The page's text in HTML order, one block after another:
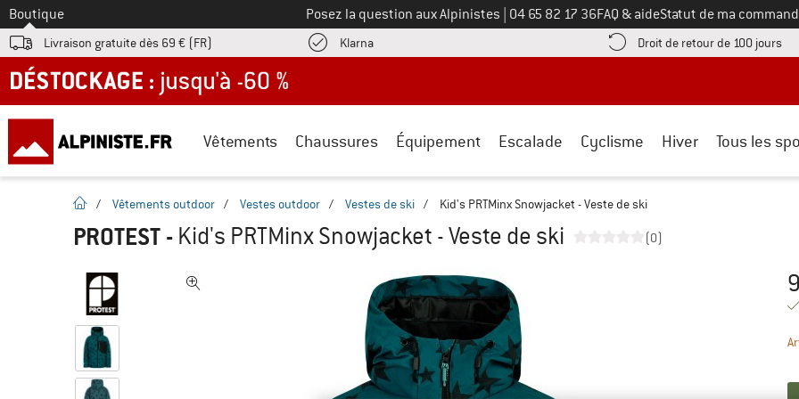
Vers le
Boutique Posez la question aux Alpinistes Appelez-nous au
04 65 82 17 36FAQ & aideStatut de ma
Livraison gratuite dès 69 € (FR) KlarnaTrouve les informations de paiement ici ! Ouvre une boîte d'information
Droit de retour de 100 jours
DÉSTOCKAGE : jusqu'à -60 %
Vêtements Chaussures Équipement Escalade Cyclisme Hiver Tous les
Page d'accueil
/ Vêtements outdoor / Vestes outdoor / Vestes de ski / Kid's PRTMinx Snowjacket - Veste de ski
PROTEST - Kid's PRTMinx Snowjacket - Veste de ski (0)